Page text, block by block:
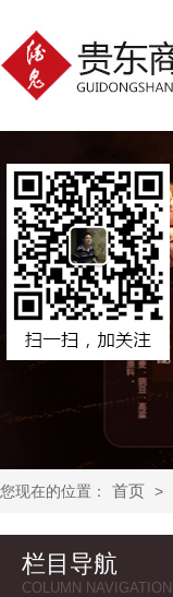
您现在的位置： 首页 >
栏目导航
COLUMN NAVIGATION